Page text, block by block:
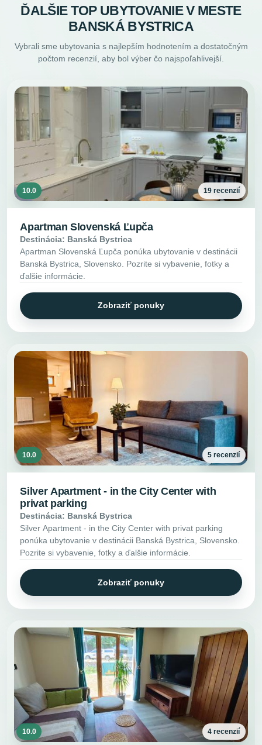
ĎALŠIE TOP UBYTOVANIE V MESTE
BANSKÁ BYSTRICA
Vybrali sme ubytovania s najlepším hodnotením a dostatočným
počtom recenzií, aby bol výber čo najspoľahlivejší.
10.0 19 recenzií
Apartman Slovenská Ľupča
Destinácia: Banská Bystrica
Apartman Slovenská Ľupča ponúka ubytovanie v destinácii
Banská Bystrica, Slovensko. Pozrite si vybavenie, fotky a
ďalšie informácie.
Zobraziť ponuky
10.0 5 recenzií
Silver Apartment - in the City Center with
privat parking
Destinácia: Banská Bystrica
Silver Apartment - in the City Center with privat parking
ponúka ubytovanie v destinácii Banská Bystrica, Slovensko.
Pozrite si vybavenie, fotky a ďalšie informácie.
Zobraziť ponuky
10.0 4 recenzií